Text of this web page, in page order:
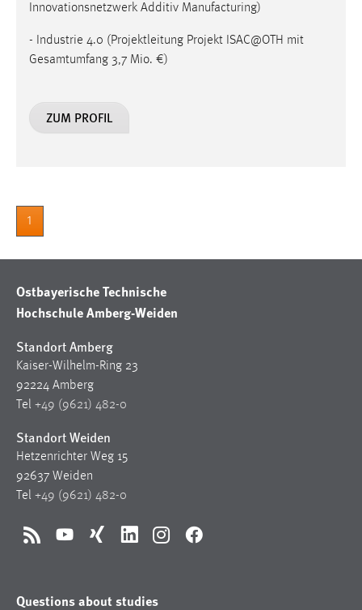
Innovationsnetzwerk Additiv Manufacturing)
- Industrie 4.0 (Projektleitung Projekt ISAC@OTH mit
Gesamtumfang 3,7 Mio. €)
ZUM PROFIL
1
Ostbayerische Technische
Hochschule Amberg-Weiden
Standort Amberg
Kaiser-Wilhelm-Ring 23
92224 Amberg
Tel +49 (9621) 482-0
Standort Weiden
Hetzenrichter Weg 15
92637 Weiden
Tel +49 (9621) 482-0
RSS YouTubeXing LinkedInInstagramFacebook
Questions about studies